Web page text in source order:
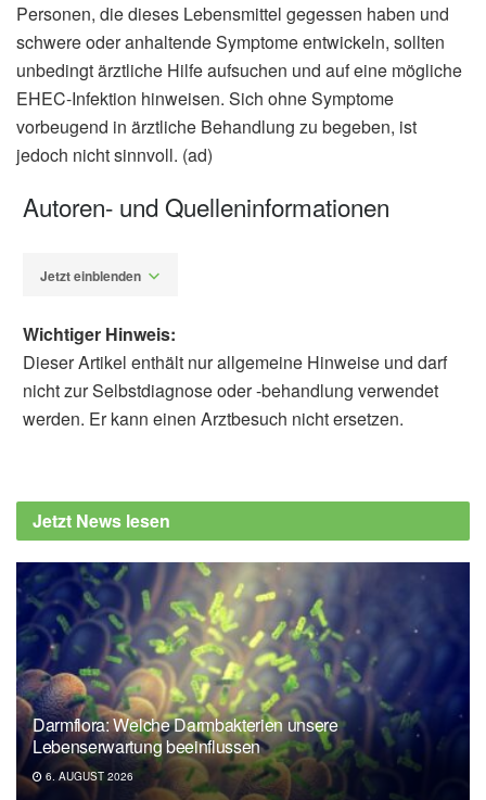
Personen, die dieses Lebensmittel gegessen haben und
schwere oder anhaltende Symptome entwickeln, sollten
unbedingt ärztliche Hilfe aufsuchen und auf eine mögliche
EHEC-Infektion hinweisen. Sich ohne Symptome
vorbeugend in ärztliche Behandlung zu begeben, ist
jedoch nicht sinnvoll. (ad)
Autoren- und Quelleninformationen
Jetzt einblenden
Lebensmittelsicherheit:
Lebensmittelwarnung: Thüringer Knackwurst
Wichtiger Hinweis:
Dieser Artikel enthält nur allgemeine Hinweise und darf
nicht zur Selbstdiagnose oder -behandlung verwendet
werden. Er kann einen Arztbesuch nicht ersetzen.
Jetzt News lesen
Darmflora: Welche Darmbakterien unsere
Lebenserwartung beeinflussen
6. AUGUST 2026